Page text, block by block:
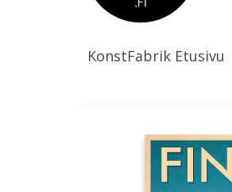
KonstFabrik Etusivu